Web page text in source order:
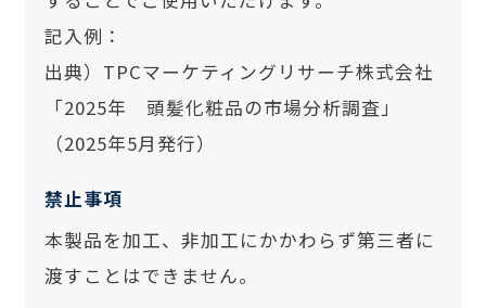
記入例：
出典）TPCマーケティングリサーチ株式会社
「2025年 頭髪化粧品の市場分析調査」
（2025年5月発行）
禁止事項
本製品を加工、非加工にかかわらず第三者に
渡すことはできません。